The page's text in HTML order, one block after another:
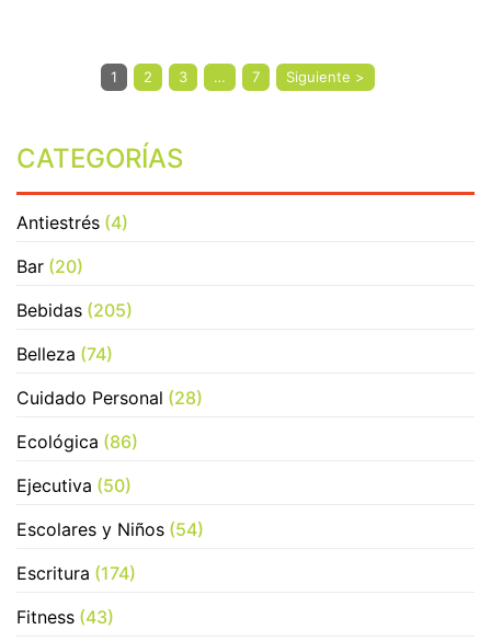
1 2 3 … 7 Siguiente >
CATEGORÍAS
Antiestrés (4)
Bar (20)
Bebidas (205)
Belleza (74)
Cuidado Personal (28)
Ecológica (86)
Ejecutiva (50)
Escolares y Niños (54)
Escritura (174)
Fitness (43)